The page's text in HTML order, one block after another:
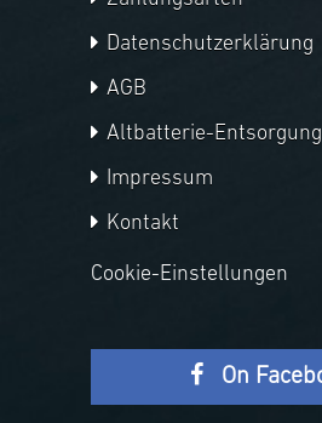
Datenschutzerklärung
AGB
Altbatterie-Entsorgung
Impressum
Kontakt
Cookie-Einstellungen
On